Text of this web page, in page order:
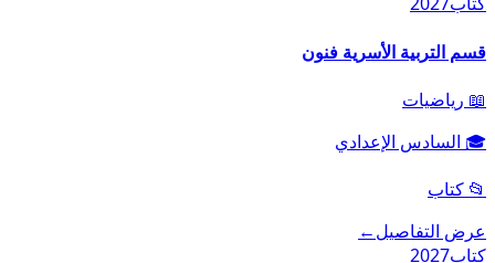
قسم التربية الأسرية فنون
📖 رياضيات
🎓 السادس الإعدادي
📂 كتاب
عرض التفاصيل←
كتاب2027